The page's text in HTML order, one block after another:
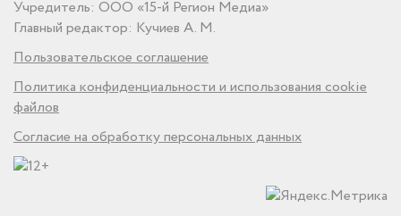
Учредитель: ООО «15-й Регион Медиа»
Главный редактор: Кучиев А. М.
Пользовательское соглашение
Политика конфиденциальности и использования cookie
файлов
Согласие на обработку персональных данных